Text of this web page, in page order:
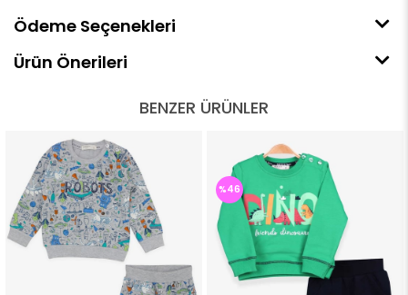
Ödeme Seçenekleri
Ürün Önerileri
BENZER ÜRÜNLER
%46